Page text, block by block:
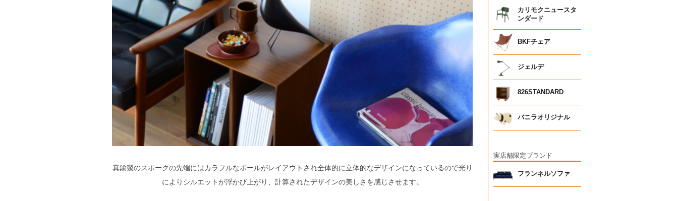
真鍮製のスポークの先端にはカラフルなボールがレイアウトされ全体的に立体的なデザインになっているので光り
によりシルエットが浮かび上がり、計算されたデザインの美しさを感じさせます。
カリモクニュースタ
ンダード
BKFチェア
ジェルデ
826STANDARD
バニラオリジナル
実店舗限定ブランド
フランネルソファ